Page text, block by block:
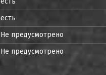
есть
Не предусмотрено
Не предусмотрено